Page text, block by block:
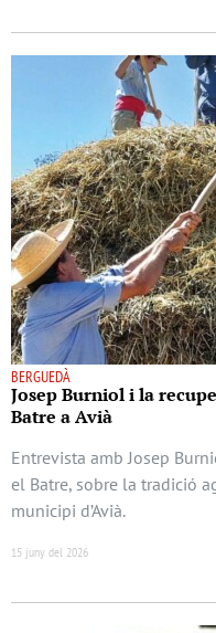
BERGUEDÀ
Josep Burniol i la
Batre a Avià
Entrevista amb Josep
el Batre, sobre la tradició
municipi d’Avià.
15 juny del 2026